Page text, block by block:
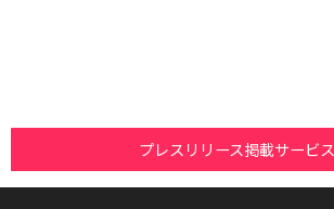
プレスリリース掲載サービス